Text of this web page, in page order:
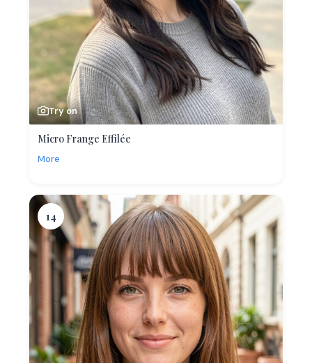
Try on
Micro Frange Effilée
More
14